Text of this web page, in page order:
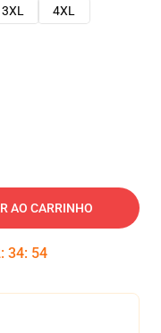
3XL
4XL
AO CARRINHO
: 34: 53